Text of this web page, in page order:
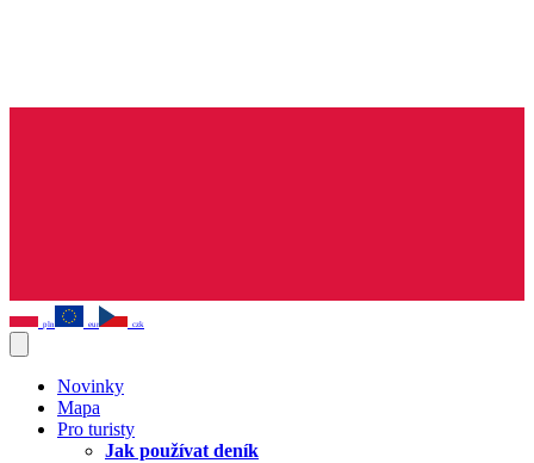
pln eur czk
Novinky
Mapa
Pro turisty
Jak používat deník